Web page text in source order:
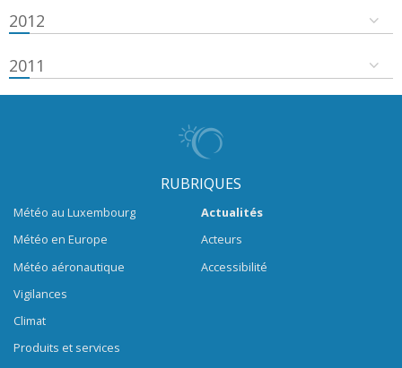
2012
2011
RUBRIQUES
Météo au Luxembourg
Météo en Europe
Météo aéronautique
Vigilances
Climat
Produits et services
Actualités
Acteurs
Accessibilité